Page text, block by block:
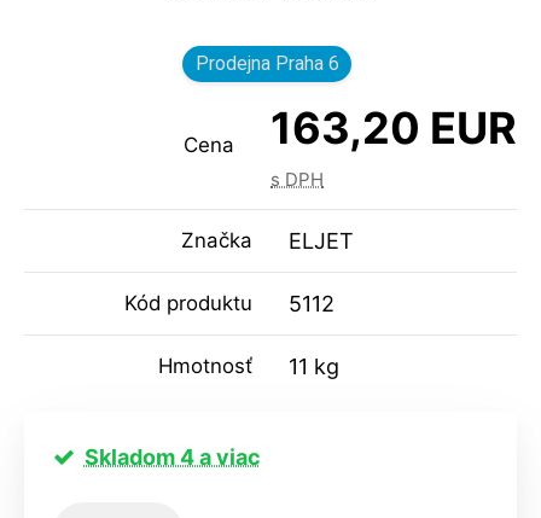
Prodejna Praha 6
Cena 163,20 EUR
s DPH
Značka ELJET
Kód produktu 5112
Hmotnosť 11 kg
Skladom 4 a viac